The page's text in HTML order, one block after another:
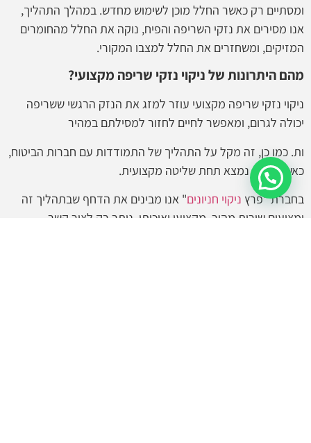
ומסתיים רק כאשר החלל מוכן לשימוש מחדש. במהלך התהליך,
אנו מסירים את נזקי השריפה והפיח, נוקה את החלל מהחומרים
המזיקים, ומשחזרים את החלל למצבו המקורי.
מהם היתרונות של ניקוי נזקי שריפה מקצועי?
ניקוי נזקי שריפה מקצועי עוזר למזג את הנזק הרגשי ששריפה
יכולה לגרום, ומאפשר לחיים לחזור למסילתם במהיר
ות. כמו כן, זה מקל על התהליך של התמודדות עם חברות הביטוח,
כאשר הנזק נמצא תחת שליטה מקצועית.
בחברת "פרץ ניקוי חניונים" אנו מבינים את הדחף שבתהליך זה
ומציעים שירות מהיר, מקצועי ואיכותי. נותר רק לצור קשר
קבלו הצעה מהירה